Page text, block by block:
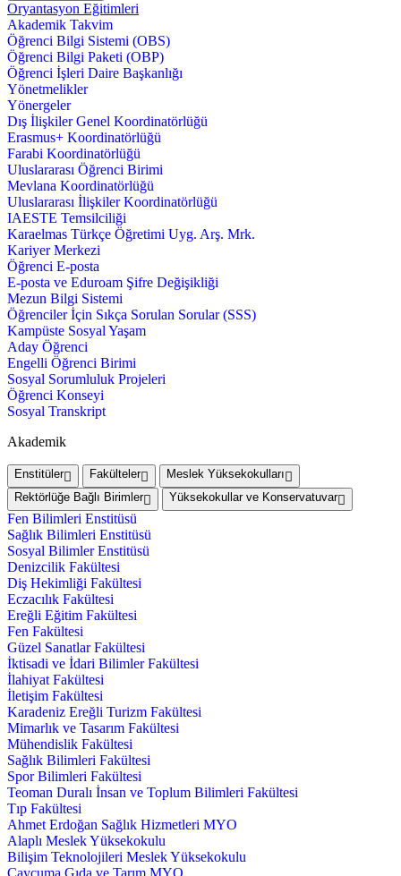
Oryantasyon Eğitimleri
Akademik Takvim
Öğrenci Bilgi Sistemi (OBS)
Öğrenci Bilgi Paketi (OBP)
Öğrenci İşleri Daire Başkanlığı
Yönetmelikler
Yönergeler
Dış İlişkiler Genel Koordinatörlüğü
Erasmus+ Koordinatörlüğü
Farabi Koordinatörlüğü
Uluslararası Öğrenci Birimi
Mevlana Koordinatörlüğü
Uluslararası İlişkiler Koordinatörlüğü
IAESTE Temsilciliği
Karaelmas Türkçe Öğretimi Uyg. Arş. Mrk.
Kariyer Merkezi
Öğrenci E-posta
E-posta ve Eduroam Şifre Değişikliği
Mezun Bilgi Sistemi
Öğrenciler İçin Sıkça Sorulan Sorular (SSS)
Kampüste Sosyal Yaşam
Aday Öğrenci
Engelli Öğrenci Birimi
Sosyal Sorumluluk Projeleri
Öğrenci Konseyi
Sosyal Transkript
Akademik
Enstitüler Fakülteler
Meslek Yüksekokulları
Rektörlüğe Bağlı Birimler
Yüksekokullar ve Konservatuvar
Fen Bilimleri Enstitüsü
Sağlık Bilimleri Enstitüsü
Sosyal Bilimler Enstitüsü
Denizcilik Fakültesi
Diş Hekimliği Fakültesi
Eczacılık Fakültesi
Ereğli Eğitim Fakültesi
Fen Fakültesi
Güzel Sanatlar Fakültesi
İktisadi ve İdari Bilimler Fakültesi
İlahiyat Fakültesi
İletişim Fakültesi
Karadeniz Ereğli Turizm Fakültesi
Mimarlık ve Tasarım Fakültesi
Mühendislik Fakültesi
Sağlık Bilimleri Fakültesi
Spor Bilimleri Fakültesi
Teoman Duralı İnsan ve Toplum Bilimleri Fakültesi
Tıp Fakültesi
Ahmet Erdoğan Sağlık Hizmetleri MYO
Alaplı Meslek Yüksekokulu
Bilişim Teknolojileri Meslek Yüksekokulu